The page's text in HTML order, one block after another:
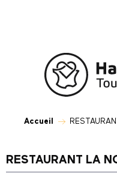
Accueil
RESTAURANT LA